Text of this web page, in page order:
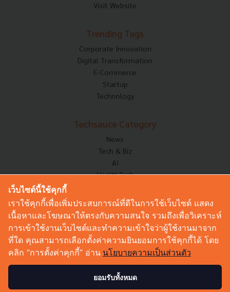
Visit Website
Trending Tags
Corporate Innovation
Digital Transformation
E-Commerce
Startup
Technology
Techsauce Category
News
Tech & Biz
AI
HealthTech
Corp Innov
Saucy Thoughts
Sustainable
Videos
Podcast
เว็บไซต์นี้ใช้คุกกี้
เราใช้คุกกี้เพื่อเพิ่มประสบการณ์ที่ดีในการใช้เว็บไซต์ แสดง
เนื้อหาและโฆษณาให้ตรงกับความสนใจ รวมถึงเพื่อวิเคราะห์
การเข้าใช้งานเว็บไซต์และทำความเข้าใจว่าผู้ใช้งานมาจาก
ที่ใด คุณสามารถเลือกตั้งค่าความยินยอมการใช้คุกกี้ได้ โดย
คลิก “การตั้งค่าคุกกี้” อ่าน นโยบายความเป็นส่วนตัว
ยอมรับทั้งหมด